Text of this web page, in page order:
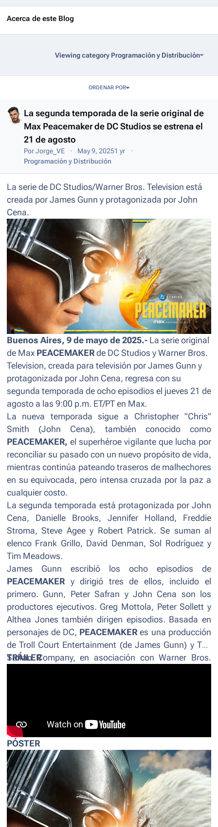
Acerca de este Blog
Viewing category Programación y Distribución
ORDENAR POR
La segunda temporada de la serie original de
Max Peacemaker de DC Studios se estrena el
21 de agosto
PorJorge_VE May 9, 20251 yr
Programación y Distribución
La serie de DC Studios/Warner Bros. Television está
creada por James Gunn y protagonizada por John
Cena.
Buenos Aires, 9 de mayo de 2025.- La serie original
de Max PEACEMAKER de DC Studios y Warner Bros.
Television, creada para televisión por James Gunn y
protagonizada por John Cena, regresa con su
segunda temporada de ocho episodios el jueves 21 de
agosto a las 9:00 p.m. ET/PT en Max.
La nueva temporada sigue a Christopher "Chris"
Smith (John Cena), también conocido como
PEACEMAKER, el superhéroe vigilante que lucha por
reconciliar su pasado con un nuevo propósito de vida,
mientras continúa pateando traseros de malhechores
en su equivocada, pero intensa cruzada por la paz a
cualquier costo.
La segunda temporada está protagonizada por John
Cena, Danielle Brooks, Jennifer Holland, Freddie
Stroma, Steve Agee y Robert Patrick. Se suman al
elenco Frank Grillo, David Denman, Sol Rodríguez y
Tim Meadows.
James Gunn escribió los ocho episodios de
PEACEMAKER y dirigió tres de ellos, incluido el
primero. Gunn, Peter Safran y John Cena son los
productores ejecutivos. Greg Mottola, Peter Sollett y
Althea Jones también dirigen episodios. Basada en
personajes de DC, PEACEMAKER es una producción
de Troll Court Entertainment (de James Gunn) y The
Safran Company, en asociación con Warner Bros.
TRÁILER
PÓSTER